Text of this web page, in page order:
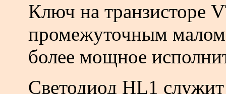
Ключ на транзисторе
промежуточным
более мощное
Светодиод HL1